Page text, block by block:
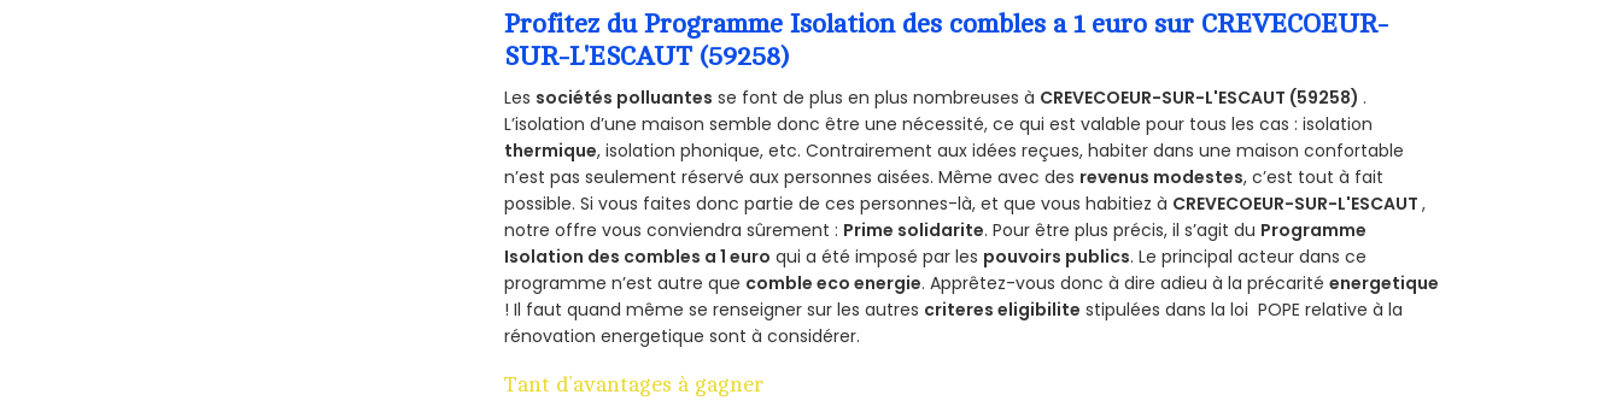
Profitez du Programme Isolation des combles a 1 euro sur CREVECOEUR-
SUR-L'ESCAUT (59258)
Les sociétés polluantes se font de plus en plus nombreuses à CREVECOEUR-SUR-L'ESCAUT (59258) .
L’isolation d’une maison semble donc être une nécessité, ce qui est valable pour tous les cas : isolation
thermique, isolation phonique, etc. Contrairement aux idées reçues, habiter dans une maison confortable
n’est pas seulement réservé aux personnes aisées. Même avec des revenus modestes, c’est tout à fait
possible. Si vous faites donc partie de ces personnes-là, et que vous habitiez à CREVECOEUR-SUR-L'ESCAUT,
notre offre vous conviendra sûrement : Prime solidarite. Pour être plus précis, il s’agit du Programme
Isolation des combles a 1 euro qui a été imposé par les pouvoirs publics. Le principal acteur dans ce
programme n’est autre que comble eco energie. Apprêtez-vous donc à dire adieu à la précaritéenergetique
! Il faut quand même se renseigner sur les autres criteres eligibilite stipulées dans la loi POPE relative à la
rénovation energetique sont à considérer.
Tant d’avantages à gagner